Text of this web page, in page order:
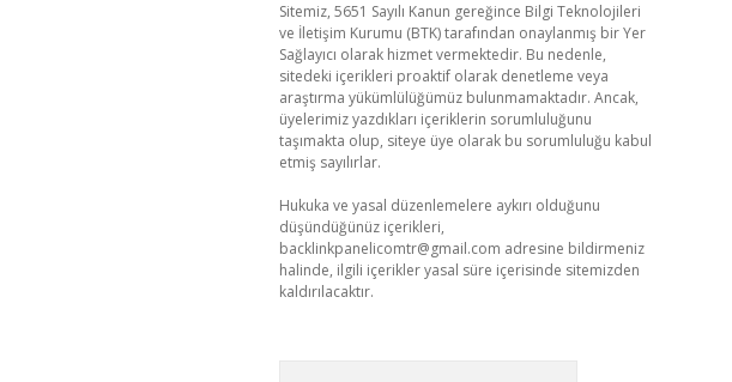
Sitemiz, 5651 Sayılı Kanun gereğince Bilgi Teknolojileri
ve İletişim Kurumu (BTK) tarafından onaylanmış bir Yer
Sağlayıcı olarak hizmet vermektedir. Bu nedenle,
sitedeki içerikleri proaktif olarak denetleme veya
araştırma yükümlülüğümüz bulunmamaktadır. Ancak,
üyelerimiz yazdıkları içeriklerin sorumluluğunu
taşımakta olup, siteye üye olarak bu sorumluluğu kabul
etmiş sayılırlar.
Hukuka ve yasal düzenlemelere aykırı olduğunu
düşündüğünüz içerikleri,
backlinkpanelicomtr@gmail.com adresine bildirmeniz
halinde, ilgili içerikler yasal süre içerisinde sitemizden
kaldırılacaktır.